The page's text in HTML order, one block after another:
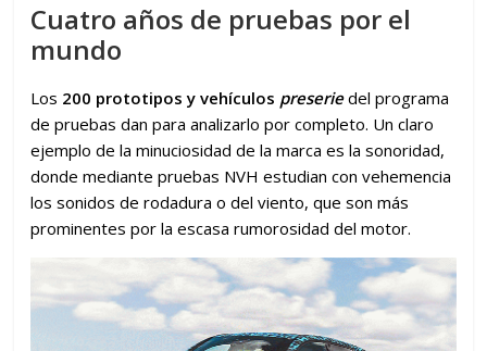
Cuatro años de pruebas por el
mundo
Los 200 prototipos y vehículos preseriedel programa
de pruebas dan para analizarlo por completo. Un claro
ejemplo de la minuciosidad de la marca es la sonoridad,
donde mediante pruebas NVH estudian con vehemencia
los sonidos de rodadura o del viento, que son más
prominentes por la escasa rumorosidad del motor.